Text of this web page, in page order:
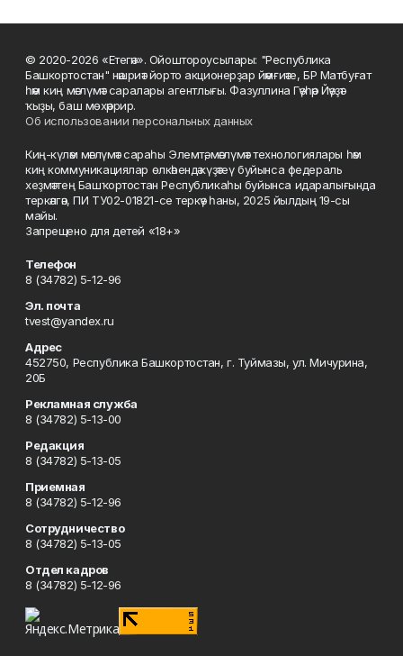
© 2020-2026 «Етегән». Ойоштороусылары: "Республика
Башкортостан" нәшриәт йорто акционерҙар йәмғиәте, БР Матбуғат
һәм киң мәғлүмәт саралары агентлығы. Фазуллина Гәүһәр Йәүҙәт
ҡыҙы, баш мөхәррир.
Об использовании персональных данных
Киң-күләм мәғлүмәт сараһы Элемтә, мәғлүмәт технологиялары һәм
киң коммуникациялар өлкәһендә күҙәтеү буйынса федераль
хеҙмәттең Башҡортостан Республикаһы буйынса идаралығында
теркәлгән, ПИ ТУ02-01821-се теркәү һаны, 2025 йылдың 19-сы
майы.
Запрещено для детей «18+»
Телефон
8 (34782) 5-12-96
Эл. почта
tvest@yandex.ru
Адрес
452750, Республика Башкортостан, г. Туймазы, ул. Мичурина,
20Б
Рекламная служба
8 (34782) 5-13-00
Редакция
8 (34782) 5-13-05
Приемная
8 (34782) 5-12-96
Сотрудничество
8 (34782) 5-13-05
Отдел кадров
8 (34782) 5-12-96